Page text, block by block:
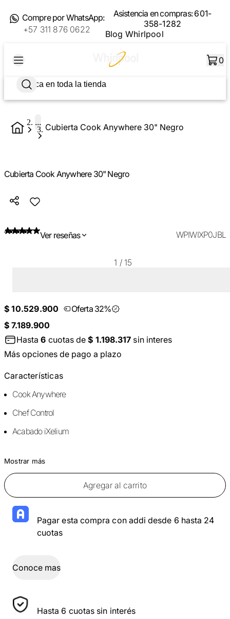
Compre por WhatsApp:
+57 311 876 0622
Asistencia en compras:601-
358-1282
Blog Whirlpool
0
... Cubierta Cook Anywhere 30" Negro
Cubierta Cook Anywhere 30" Negro
Ver reseñas WPIWIXP0JBL
1 / 15
$ 10.529.900
Oferta 32%
$ 7.189.900
Hasta6 cuotas de$ 1.198.317 sin interes
Más opciones de pago a plazo
Características
Cook Anywhere
Chef Control
Acabado iXelium
Mostrar más
Agregar al carrito
Pagar esta compra con addi desde 6 hasta 24
cuotas
Conoce mas
Hasta 6 cuotas sin interés